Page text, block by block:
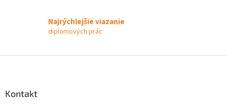
c
a
Najrýchlejšie viazanie
diplomových prác
Kontakt